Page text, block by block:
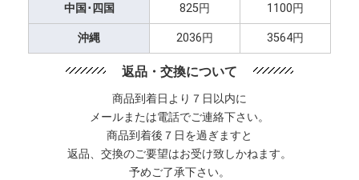
中国･四国 825円 1100円
沖縄 2036円 3564円
返品・交換について
商品到着日より７日以内に
メールまたは電話でご連絡下さい。
商品到着後７日を過ぎますと
返品、交換のご要望はお受け致しかねます。
予めご了承下さい。